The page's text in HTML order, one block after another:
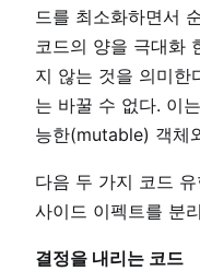
드를 최소화하면서
코드의 양을 극대화
지 않는 것을 의미한
는 바꿀 수 없다. 이
능한(mutable) 객체
다음 두 가지 코드
사이드 이펙트를 분
결정을 내리는 코드